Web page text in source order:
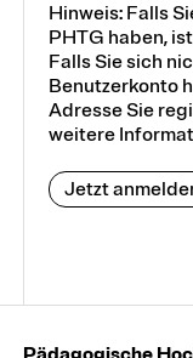
Hinweis: Falls
PHTG haben,
Falls Sie sich
Benutzerkonto
Adresse Sie
weitere
Jetzt